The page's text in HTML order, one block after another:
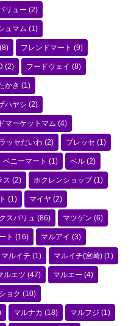
リュー (2)
ュマム (1)
(8) フレンドマート (9)
(2) フードウェイ (8)
かき (1)
ハヤシ (2)
マーケットマム (4)
ッセだいわ (2) プレッセ (1)
ベニーマート (1) ベル (2)
ス (2) ホクレンショップ(1)
(1) マイヤ (2)
スバリュ (86) マツゲン (6)
ト (16) マルアイ (3)
マルイチ (1) マルイチ(宮崎) (1)
ルエツ (47) マルエー (4)
ョク (10)
マルナカ (18) マルフジ (1)